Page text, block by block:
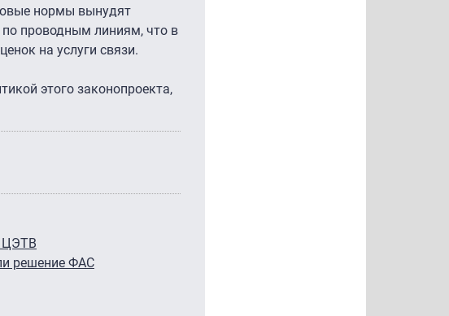
нормы вынудят
по проводным линиям, что в
на услуги связи.
этого законопроекта,
ЦЭТВ
решение ФАС